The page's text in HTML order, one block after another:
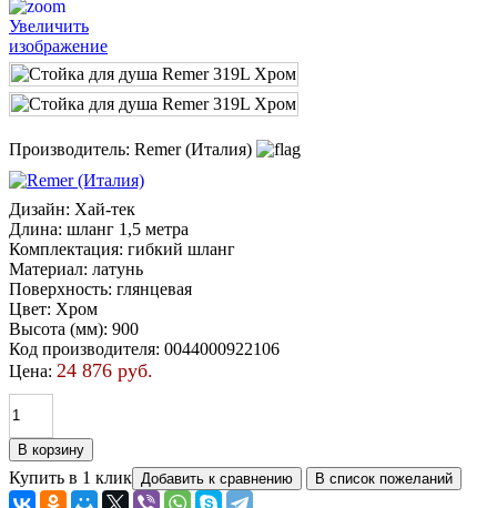
Увеличить
изображение
Производитель: Remer (Италия)
Дизайн: Хай-тек
Длина: шланг 1,5 метра
Комплектация: гибкий шланг
Материал: латунь
Поверхность: глянцевая
Цвет: Хром
Высота (мм): 900
Код производителя: 0044000922106
Цена: 24 876 руб.
Купить в 1 клик